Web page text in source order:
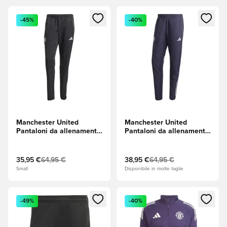
Apre una finestra modale per accedere o registrarsi come
-45%
Manchester United
Pantaloni da allenamento
Aurora/Bianco
35,95 €64,95 €
Small
Apre una finestra modale
-40%
Manchester United
Pantaloni da allenamento
(Viola)
38,95 €64,95 €
Disponibile in molte taglie
Apre una finestra modale per accedere o registrarsi come
-49%
Apre una finestra modale
-40%